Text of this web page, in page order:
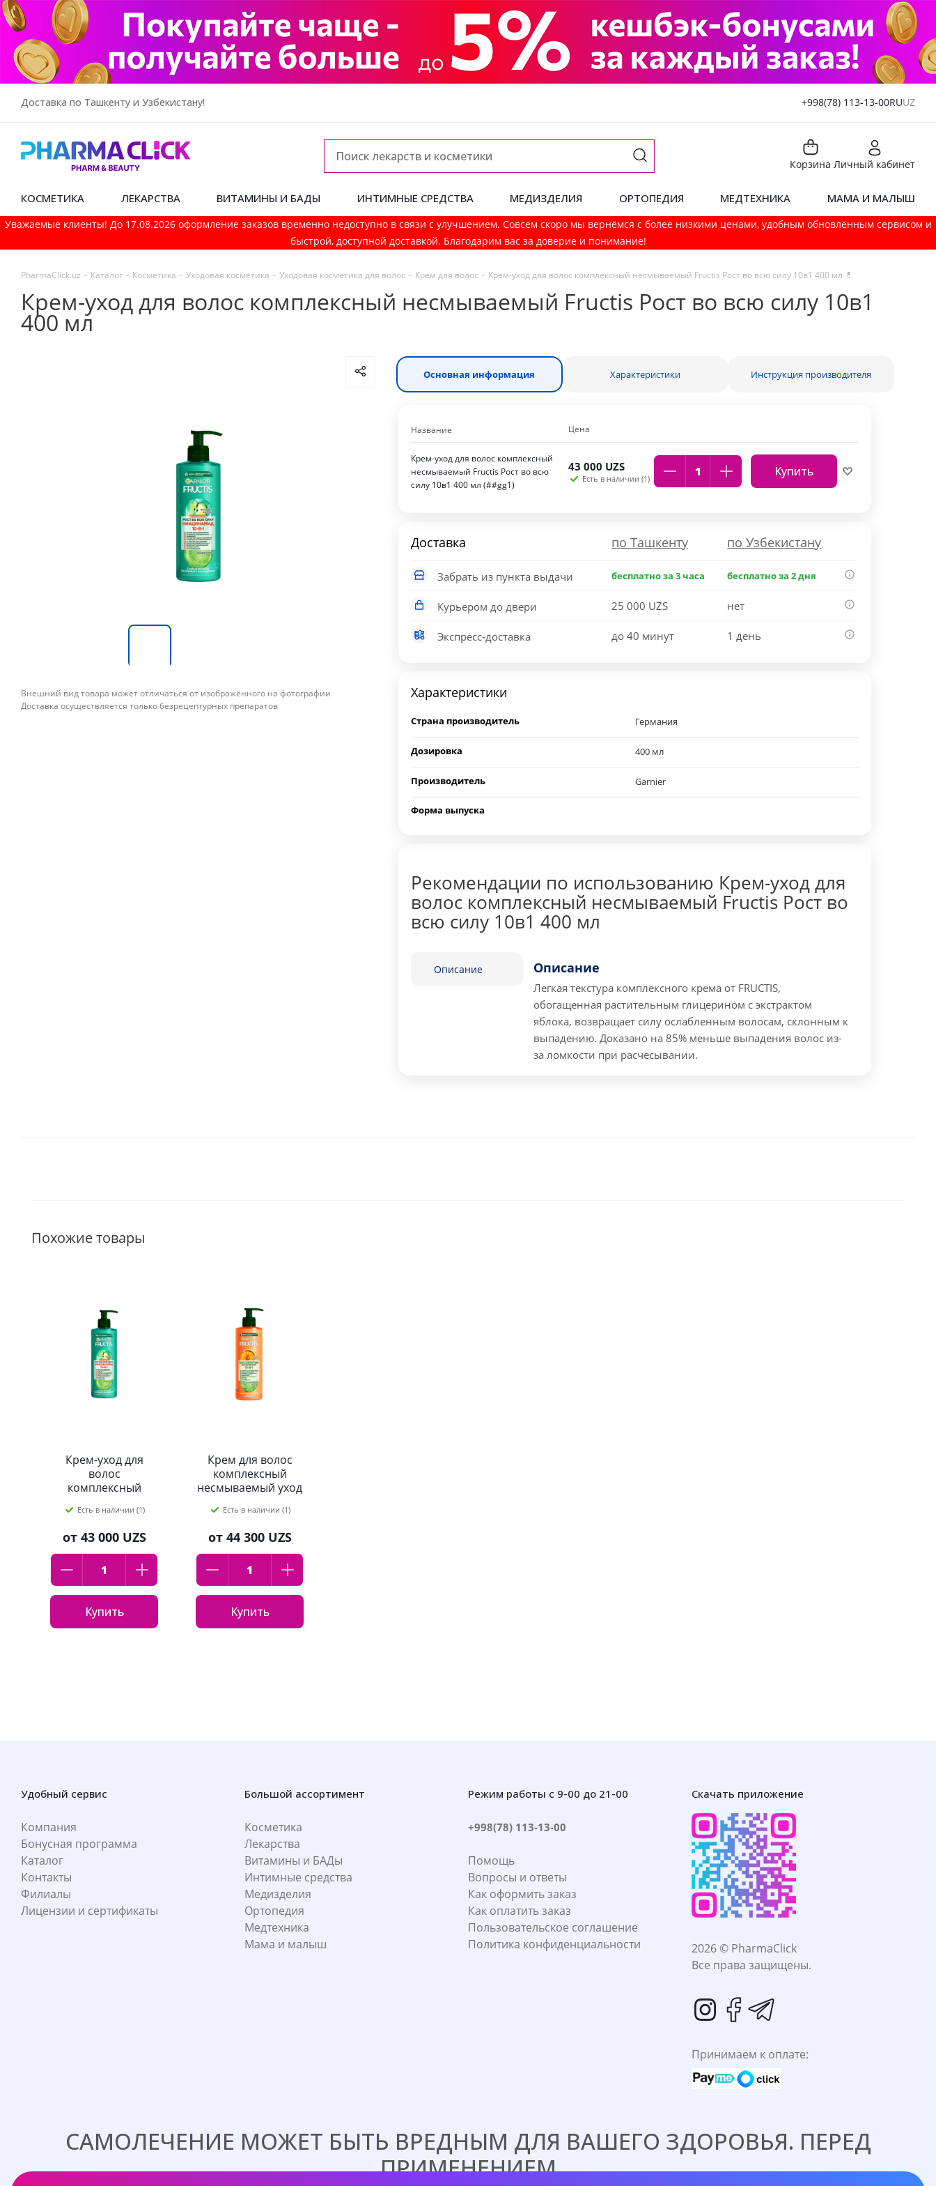
Доставка по Ташкенту и Узбекистану! +998(78) 113-13-00RUUZ
Корзина Личный кабинет
КОСМЕТИКА ЛЕКАРСТВА ВИТАМИНЫ И БАДЫ ИНТИМНЫЕ СРЕДСТВА МЕДИЗДЕЛИЯ ОРТОПЕДИЯ МЕДТЕХНИКА МАМА И МАЛЫШ
Уважаемые клиенты! До 17.08.2026 оформление заказов временно недоступно в связи с улучшением. Совсем скоро мы вернёмся с более низкими ценами, удобным обновлённым сервисом и
быстрой, доступной доставкой. Благодарим вас за доверие и понимание!
PharmaСlick.uz - Каталог - Косметика - Уходовая косметика - Уходовая косметика для волос - Крем для волос - Крем-уход для волос комплексный несмываемый Fructis Рост во всю силу 10в1 400 мл 💊
Крем-уход для волос комплексный несмываемый Fructis Рост во всю силу 10в1
400 мл
Внешний вид товара может отличаться от изображённого на фотографии
Доставка осуществляется только безрецептурных препаратов
Основная информация Характеристики Инструкция производителя
Название Цена
Крем-уход для волос комплексный
несмываемый Fructis Рост во всю
силу 10в1 400 мл (##gg1)
43 000 UZS
Есть в наличии (1) Купить
Доставка по Ташкенту по Узбекистану
Забрать из пункта выдачи бесплатно за 3 часа бесплатно за 2 дня
Курьером до двери 25 000 UZS нет
Экспресс-доставка до 40 минут 1 день
Характеристики
Страна производитель Германия
Дозировка 400 мл
Производитель Garnier
Форма выпуска
Рекомендации по использованию Крем-уход для
волос комплексный несмываемый Fructis Рост во
всю силу 10в1 400 мл
Описание Описание
Легкая текстура комплексного крема от FRUCTIS,
обогащенная растительным глицерином с экстрактом
яблока, возвращает силу ослабленным волосам, склонным к
выпадению. Доказано на 85% меньше выпадения волос из-
за ломкости при расчесывании.
Похожие товары
Крем-уход для
волос
комплексный
Fructis Рост во всю
силу 10в1 400 мл
Есть в наличии (1)
от 43 000 UZS
Купить
Крем для волос
комплексный
несмываемый уход
Спасатель волос
10в1 400 мл
Есть в наличии (1)
от 44 300 UZS
Купить
Удобный сервис
Компания
Бонусная программа
Каталог
Контакты
Филиалы
Лицензии и сертификаты
Большой ассортимент
Косметика
Лекарства
Витамины и БАДы
Интимные средства
Медизделия
Ортопедия
Медтехника
Мама и малыш
Режим работы с 9-00 до 21-00
+998(78) 113-13-00
Помощь
Вопросы и ответы
Как оформить заказ
Как оплатить заказ
Пользовательское соглашение
Политика конфиденциальности
Скачать приложение
2026 © PharmaClick
Все права защищены.
Принимаем к оплате:
САМОЛЕЧЕНИЕ МОЖЕТ БЫТЬ ВРЕДНЫМ ДЛЯ ВАШЕГО ЗДОРОВЬЯ. ПЕРЕД
ПРИМЕНЕНИЕМ